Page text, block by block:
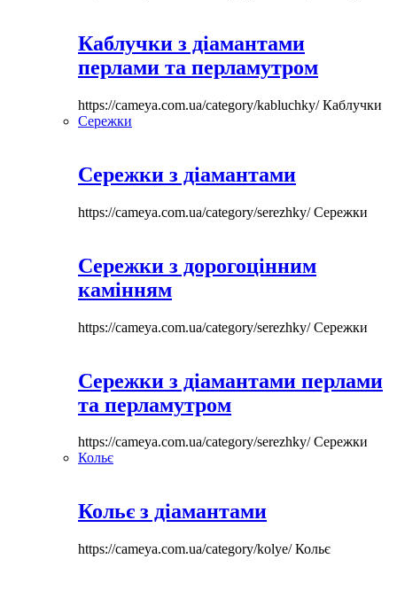
Каблучки з діамантами
перлами та перламутром
https://cameya.com.ua/category/kabluchky/Каблучки
Сережки
Сережки з діамантами
https://cameya.com.ua/category/serezhky/Сережки
Сережки з дорогоцінним
камінням
https://cameya.com.ua/category/serezhky/Сережки
Сережки з діамантами перлами
та перламутром
https://cameya.com.ua/category/serezhky/Сережки
Кольє
Кольє з діамантами
https://cameya.com.ua/category/kolye/Кольє